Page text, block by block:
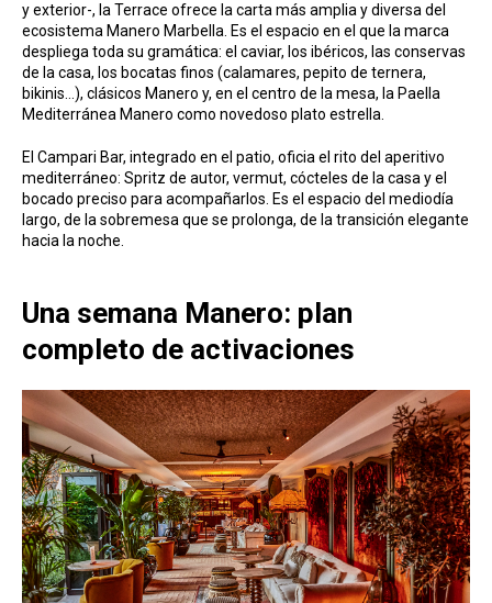
y exterior-, la Terrace ofrece la carta más amplia y diversa del
ecosistema Manero Marbella. Es el espacio en el que la marca
despliega toda su gramática: el caviar, los ibéricos, las conservas
de la casa, los bocatas finos (calamares, pepito de ternera,
bikinis…), clásicos Manero y, en el centro de la mesa, la Paella
Mediterránea Manero como novedoso plato estrella.
El Campari Bar, integrado en el patio, oficia el rito del aperitivo
mediterráneo: Spritz de autor, vermut, cócteles de la casa y el
bocado preciso para acompañarlos. Es el espacio del mediodía
largo, de la sobremesa que se prolonga, de la transición elegante
hacia la noche.
Una semana Manero: plan
completo de activaciones